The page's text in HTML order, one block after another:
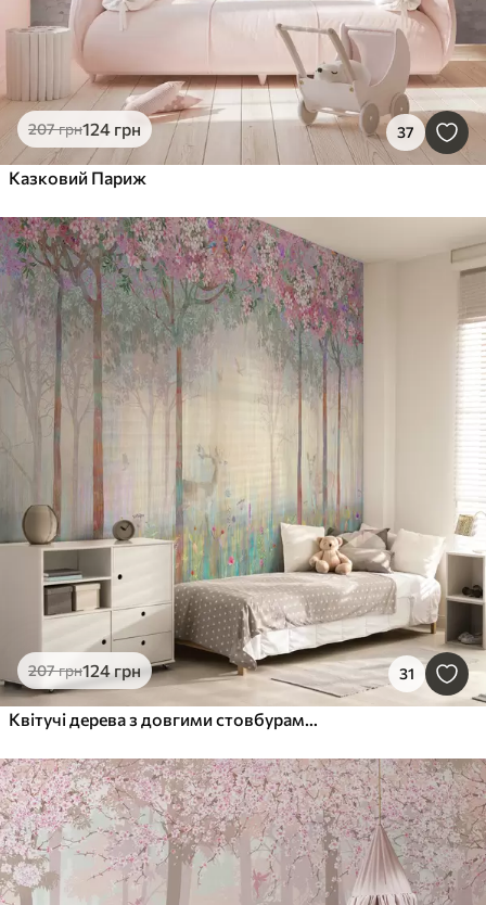
207грн124 грн 37
Казковий Париж
207грн124грн 31
Квітучі дерева з довгими стовбурами, олені між дерев